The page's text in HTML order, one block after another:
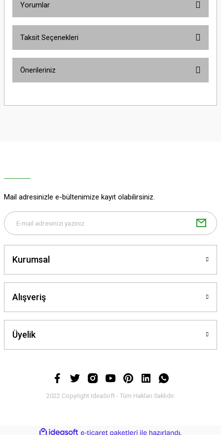
Yorumlar
Taksit Seçenekleri
Önerileriniz
yetersiz gördüğünüz noktaları öneri formunu kullanarak tarafımıza
Bu ürüne benzer farklı alternatifler olmalı.
Mail adresinizle e-bültenimize kayıt olabilirsiniz.
Kurumsal
Alışveriş
Üyelik
2022 Copyright IdeaSoft - Tüm Hakları Saklıdır.
ideasoft e-